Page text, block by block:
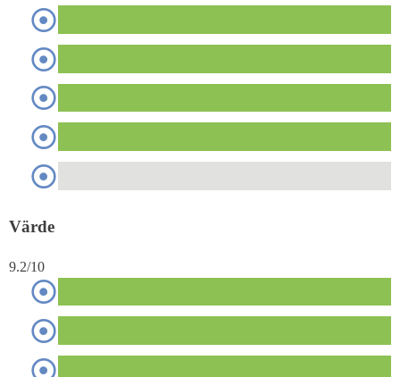
Värde
9.2/10